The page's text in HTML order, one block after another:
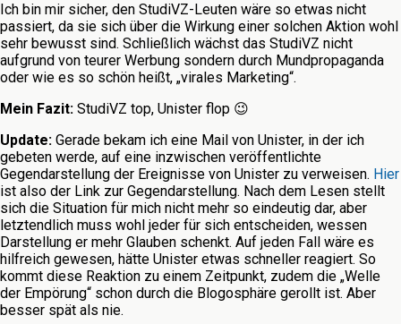
Ich bin mir sicher, den StudiVZ-Leuten wäre so etwas nicht
passiert, da sie sich über die Wirkung einer solchen Aktion wohl
sehr bewusst sind. Schließlich wächst das StudiVZ nicht
aufgrund von teurer Werbung sondern durch Mundpropaganda
oder wie es so schön heißt, „virales Marketing“.
Mein Fazit: StudiVZ top, Unister flop 😉
Update: Gerade bekam ich eine Mail von Unister, in der ich
gebeten werde, auf eine inzwischen veröffentlichte
Gegendarstellung der Ereignisse von Unister zu verweisen. Hier
ist also der Link zur Gegendarstellung. Nach dem Lesen stellt
sich die Situation für mich nicht mehr so eindeutig dar, aber
letztendlich muss wohl jeder für sich entscheiden, wessen
Darstellung er mehr Glauben schenkt. Auf jeden Fall wäre es
hilfreich gewesen, hätte Unister etwas schneller reagiert. So
kommt diese Reaktion zu einem Zeitpunkt, zudem die „Welle
der Empörung“ schon durch die Blogosphäre gerollt ist. Aber
besser spät als nie.